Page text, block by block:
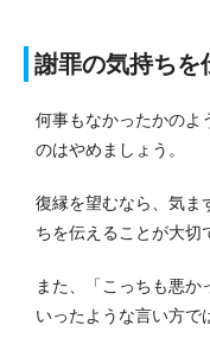
謝罪の気持ちを
何事もなかったかのよ
のはやめましょう。
復縁を望むなら、気ま
ちを伝えることが大切
また、「こっちも悪か
いったような言い方で